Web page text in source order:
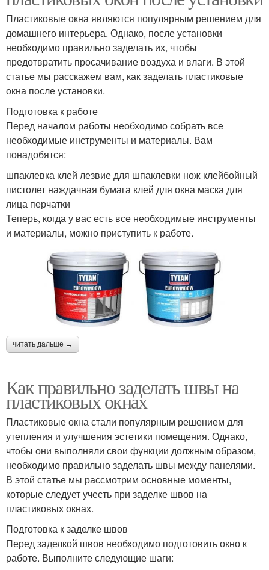
Пластиковые окна являются популярным решением для
домашнего интерьера. Однако, после установки
необходимо правильно заделать их, чтобы
предотвратить просачивание воздуха и влаги. В этой
статье мы расскажем вам, как заделать пластиковые
окна после установки.
Подготовка к работе
Перед началом работы необходимо собрать все
необходимые инструменты и материалы. Вам
понадобятся:
шпаклевка клей лезвие для шпаклевки нож клейбойный
пистолет наждачная бумага клей для окна маска для
лица перчатки
Теперь, когда у вас есть все необходимые инструменты
и материалы, можно приступить к работе.
читать дальше →
Как правильно заделать швы на
пластиковых окнах
Пластиковые окна стали популярным решением для
утепления и улучшения эстетики помещения. Однако,
чтобы они выполняли свои функции должным образом,
необходимо правильно заделать швы между панелями.
В этой статье мы рассмотрим основные моменты,
которые следует учесть при заделке швов на
пластиковых окнах.
Подготовка к заделке швов
Перед заделкой швов необходимо подготовить окно к
работе. Выполните следующие шаги: